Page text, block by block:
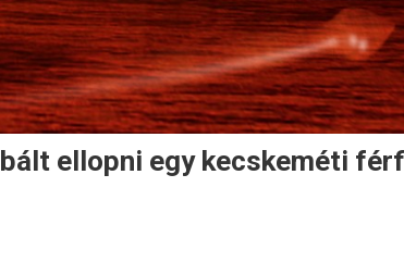
ellopni egy kecskeméti